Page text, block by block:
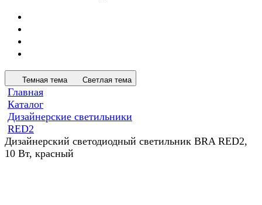
Темная тема Светлая тема
Главная
Каталог
Дизайнерские светильники
RED2
Дизайнерский светодиодный светильник BRA RED2,
10 Вт, красный